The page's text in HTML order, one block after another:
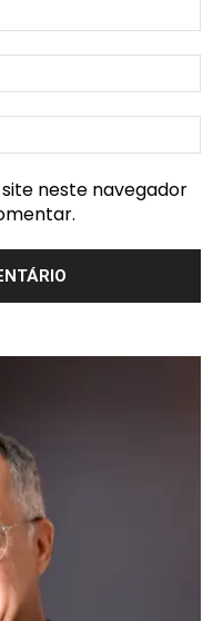
neste navegador